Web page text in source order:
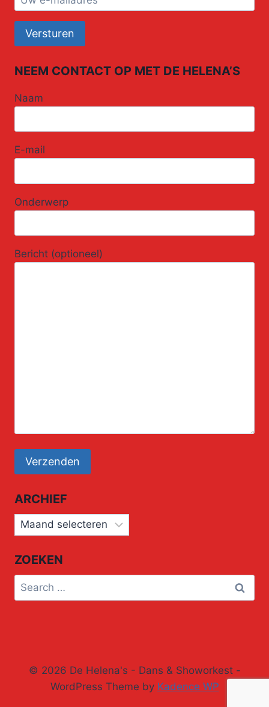
NEEM CONTACT OP MET DE HELENA’S
Naam
E-mail
Onderwerp
Bericht (optioneel)
ARCHIEF
Archief
ZOEKEN
Search
for:
© 2026 De Helena's - Dans & Showorkest -
WordPress Theme by Kadence WP